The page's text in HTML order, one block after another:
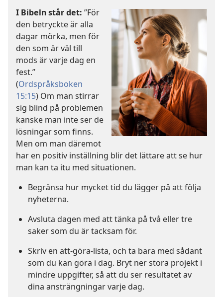
I Bibeln står det: ”För
den betryckte är alla
dagar mörka, men för
den som är väl till
mods är varje dag en
fest.”
(Ordspråksboken
15:15) Om man stirrar
sig blind på problemen
kanske man inte ser de
lösningar som finns.
Men om man däremot
har en positiv inställning blir det lättare att se hur
man kan ta itu med situationen.
Begränsa hur mycket tid du lägger på att följa
nyheterna.
Avsluta dagen med att tänka på två eller tre
saker som du är tacksam för.
Skriv en att-göra-lista, och ta bara med sådant
som du kan göra i dag. Bryt ner stora projekt i
mindre uppgifter, så att du ser resultatet av
dina ansträngningar varje dag.